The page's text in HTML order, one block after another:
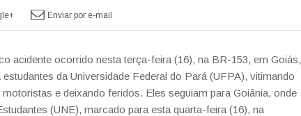
Enviar por e-mail
acidente ocorrido nesta terça-feira (16), na BR-153, em Goiás,
da Universidade Federal do Pará (UFPA), vitimando
e deixando feridos. Eles seguiam para Goiânia, onde
(UNE), marcado para esta quarta-feira (16), na